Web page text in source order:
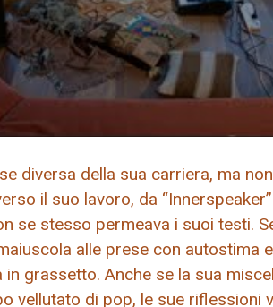
diversa della sua carriera, ma
il suo lavoro, da
se stesso permeava i suoi testi.
alle prese con autostima
in grassetto. Anche se la sua
vellutato di pop, le sue riflessioni